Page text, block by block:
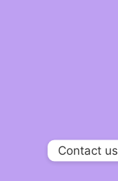
Contact us